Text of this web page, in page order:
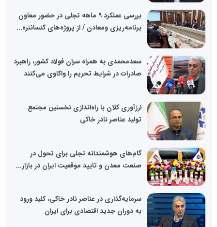
بررسی عملکرد ۹ ماهه تجلی در حضور معاون
برنامه‌ریزی ومعادن / از پروژه‌های کنسانتره...
سعدمحمدی به همراه سران فولاد کشور، راهبرد
صادرات در شرایط تحریم را واکاوی می‌کنند
ارزآوری کلان با راه‌اندازی نخستین مجتمع
تولید عناصر نادر خاکی
گام‌های هوشمندانه تجلی برای تحول در
صنعت معدن و تایید موقعیت ایران در بازار...
سرمایه‌گذاری در عناصر نادر خاکی، کلید ورود
به دوران جدید اقتصادی برای ایران